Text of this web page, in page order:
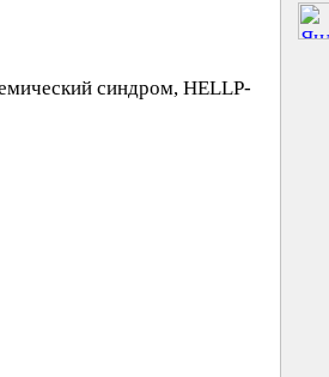
синдром, HELLP-